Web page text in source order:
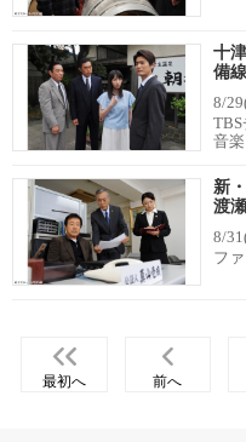
十
備
8/
TBS
音
新
渡
8/
フ
最初へ 前へ